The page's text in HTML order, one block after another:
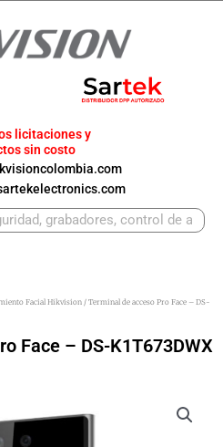
licitaciones y
sin costo
Facial Hikvision / Terminal de acceso Pro Face – DS-
Face – DS-K1T673DWX